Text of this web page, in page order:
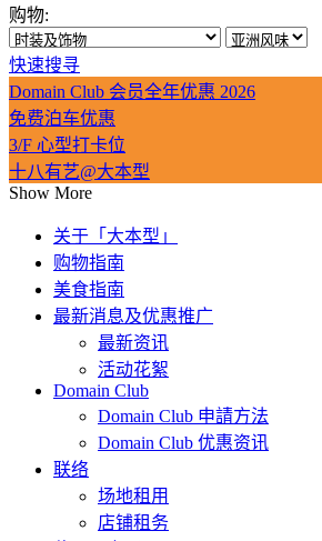
购物:
快速搜寻
Domain Club 会员全年优惠 2026
免费泊车优惠
3/F 心型打卡位
十八有艺@大本型
Show More
关于「大本型」
购物指南
美食指南
最新消息及优惠推广
最新资讯
活动花絮
Domain Club
Domain Club 申請方法
Domain Club 优惠资讯
联络
场地租用
店铺租务